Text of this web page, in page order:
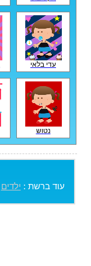
עדי בלאי
נטוש
עוד ברשת : ילדים